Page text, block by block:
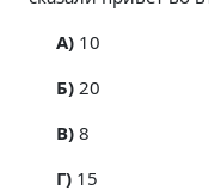
A)10
Б)20
В)8
Г)15